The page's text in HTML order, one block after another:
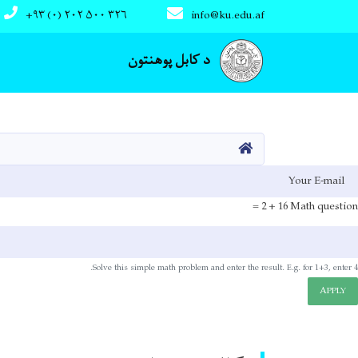
د کابل پوهنتون
info@ku.edu.af +۹۳ (۰) ۲۰۲ ۵۰۰ ۳۲۶
Main navigation
کور
E-mail
Math question
16 + 2 =
Solve this simple math problem and enter the result. E.g. for 1+3, enter 4.
APPLY